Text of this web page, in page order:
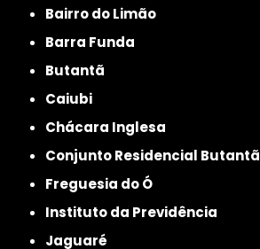
Bairro do Limão
Barra Funda
Butantã
Caiubi
Chácara Inglesa
Conjunto Residencial Butantã
Freguesia do Ó
Instituto da Previdência
Jaguaré